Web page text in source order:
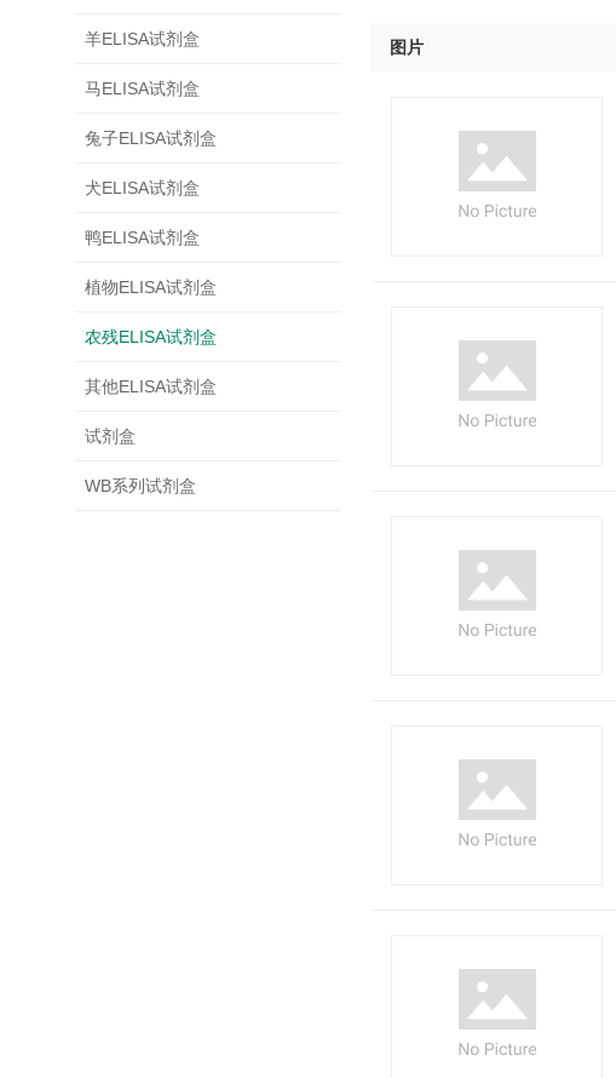
羊ELISA试剂盒
马ELISA试剂盒
兔子ELISA试剂盒
犬ELISA试剂盒
鸭ELISA试剂盒
植物ELISA试剂盒
农残ELISA试剂盒
其他ELISA试剂盒
试剂盒
WB系列试剂盒
图片